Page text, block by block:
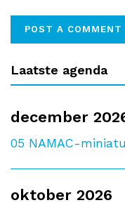
Laatste agenda
december
05 NAMAC-
oktober 2026